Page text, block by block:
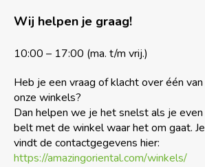
Wij helpen je graag!
10:00 – 17:00 (ma. t/m vrij.)
Heb je een vraag of klacht over één van
onze winkels?
Dan helpen we je het snelst als je even
belt met de winkel waar het om gaat. Je
vindt de contactgegevens hier:
https://amazingoriental.com/winkels/